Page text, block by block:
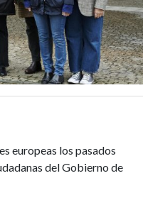
europeas los pasados
del Gobierno de